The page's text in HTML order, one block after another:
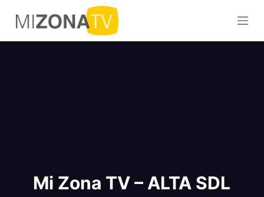
S
a
l
Mi Zona TV – ALTA SDL